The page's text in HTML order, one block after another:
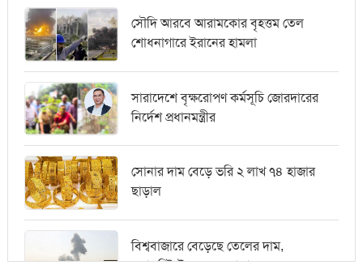
সৌদি আরবে আরামকোর বৃহত্তম তেল
শোধনাগারে ইরানের হামলা
সারাদেশে বৃক্ষরোপণ কর্মসূচি জোরদারের
নির্দেশ প্রধানমন্ত্রীর
সোনার দাম বেড়ে ভরি ২ লাখ ৭৪ হাজার
ছাড়াল
বিশ্ববাজারে বেড়েছে তেলের দাম,
ওয়ালস্ট্রিটে পতনের আভাস